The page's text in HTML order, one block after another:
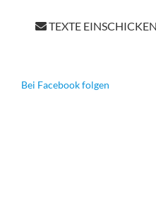
TEXTE EINSCHICKEN
Bei Facebook folgen